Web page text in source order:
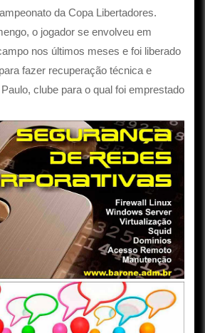
da Copa Libertadores.
o jogador se envolveu em
nos últimos meses e foi liberado
fazer recuperação técnica e
clube para o qual foi emprestado